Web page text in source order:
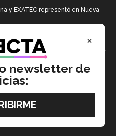
y EXATEC representó en Nueva
que la derrota también merece ser
gana beca de maestría Erasmus
×
newsletter de